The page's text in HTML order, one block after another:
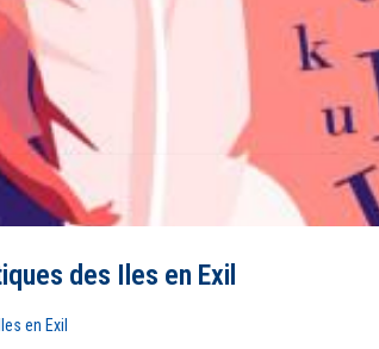
des Iles en Exil
en Exil